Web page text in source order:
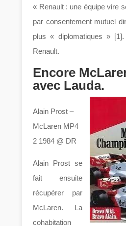
« Renault : une équipe vire
par consentement mutuel
plus « diplomatiques »
Renault.
Encore
avec Lauda.
Alain Prost –
McLaren MP4
2 1984 @ DR
Alain Prost se
fait ensuite
récupérer par
McLaren. La
cohabitation